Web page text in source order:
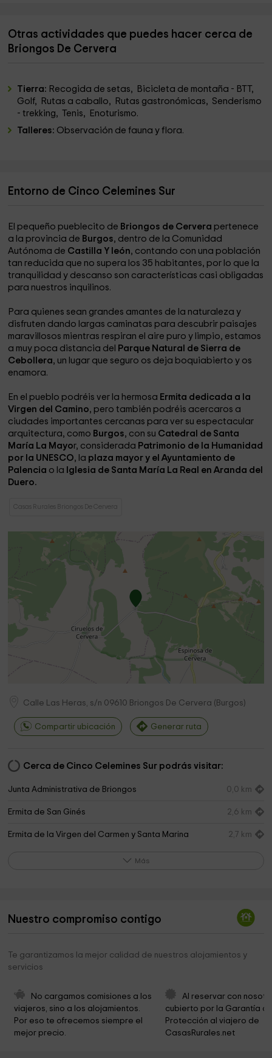
Otras actividades que puedes hacer cerca de
Briongos De Cervera
Tierra: Recogida de setas, Bicicleta de montaña - BTT,
Golf, Rutas a caballo, Rutas gastronómicas, Senderismo
- trekking, Tenis, Enoturismo.
Talleres: Observación de fauna y flora.
Entorno de Cinco Celemines Sur
El pequeño pueblecito de Briongos de Cervera pertenece
a la provincia de Burgos, dentro de la Comunidad
Autónoma de Castilla Y león, contando con una población
tan reducida que no supera los 35 habitantes, por lo que la
tranquilidad y descanso son características casi obligadas
para nuestros inquilinos.
Para quienes sean grandes amantes de la naturaleza y
disfruten dando largas caminatas para descubrir paisajes
maravillosos mientras respiran el aire puro y limpio, estamos
a muy poca distancia del
Parque Natural de Sierra de
Cebollera, un lugar que seguro os deja boquiabierto y os
enamora.
En el pueblo podréis ver la hermosa Ermita dedicada a la
Virgen del Camino, pero también podréis acercaros a
ciudades importantes cercanas para ver su espectacular
arquitectura, como Burgos, con su Catedral de Santa
María La Mayor, considerada Patrimonio de la Humanidad
por la UNESCO, la plaza mayor y el Ayuntamiento de
Palencia o la Iglesia de Santa María La Real en Aranda del
Duero.
Casas Rurales Briongos De Cervera
Calle Las Heras, s/n 09610 Briongos De Cervera ( Burgos)
Compartir ubicación Generar ruta
Cerca de Cinco Celemines Sur podrás visitar:
Junta Administrativa de Briongos 0,0 km
Ermita de San Ginés 2,6 km
Ermita de la Virgen del Carmen y Santa Marina 2,7 km
Ermita de Nuestra Señora de Talamanquilla 4,2 km
Ermita de Nuestra Señora de Las Naves
Ermita de Santa Cecilia
Ayuntamiento de Quintanilla del Coco
Ermita de Nuestra Señora de la Vega 7,7 km
Más
Nuestro compromiso contigo
Te garantizamos la mejor calidad de nuestros alojamientos y
servicios
No cargamos comisiones a los
viajeros, sino a los alojamientos.
Por eso te ofrecemos siempre el
mejor precio.
Al reservar con
cubierto por la Garantía
Protección al viajero de
CasasRurales.net